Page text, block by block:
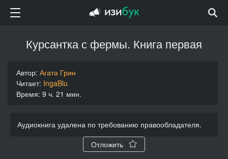
Курсантка с фермы. Книга первая
Автор: Агата Грин
Читает: IngaBlu
Время: 9 ч. 21 мин.
Аудиокнига удалена по требованию правообладателя.
Отложить